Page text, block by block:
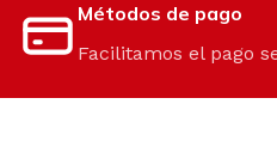
Métodos de pago
Facilitamos el pago